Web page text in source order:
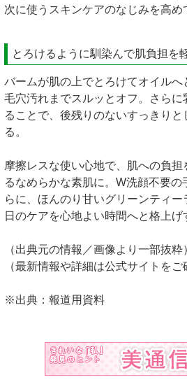
次に使うスキンケアのなじみを高め
とろけるように馴染んで肌負担を
バームが肌の上でとろけてオイル
毛穴汚れまでスルッとオフ。さら
ることで、後残りのないすっきり
る。
摩擦レスな使い心地で、肌への負
るなめらかな素肌に。W洗顔不要の
らに、ほんのり甘いグリーンティ
日のケアを心地よい時間へと格上げ
（出典元の情報／画像より一部抜粋
（最新情報や詳細は公式サイトをご
※出典：報道用資料